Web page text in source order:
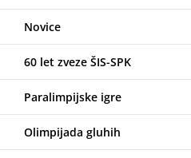
Novice
60 let zveze ŠIS-SPK
Paralimpijske igre
Olimpijada gluhih